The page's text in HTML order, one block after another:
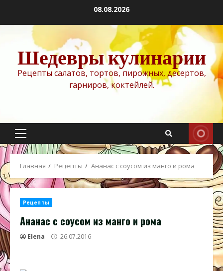
содержимому
08.08.2026
Шедевры кулинарии
Рецепты салатов, тортов, пирожных, десертов,
гарниров, коктейлей.
Основное
меню
Главная Рецепты Ананас с соусом из манго и рома
Рецепты
Ананас с соусом из манго и рома
Elena 26.07.2016